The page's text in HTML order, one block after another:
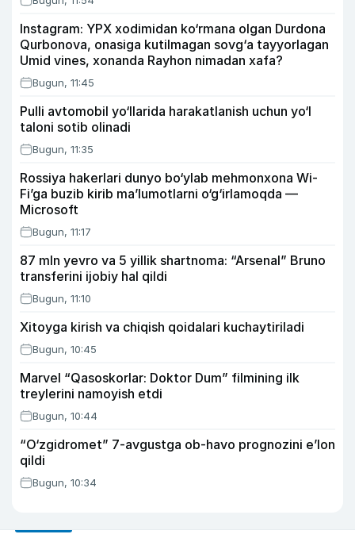
Instagram: YPX xodimidan ko‘rmana olgan Durdona
Qurbonova, onasiga kutilmagan sovg‘a tayyorlagan
Umid vines, xonanda Rayhon nimadan xafa?
Bugun, 11:45
Pulli avtomobil yo‘llarida harakatlanish uchun yo‘l
taloni sotib olinadi
Bugun, 11:35
Rossiya hakerlari dunyo bo‘ylab mehmonxona Wi-
Fi’ga buzib kirib ma’lumotlarni o‘g‘irlamoqda —
Microsoft
Bugun, 11:17
87 mln yevro va 5 yillik shartnoma: “Arsenal” Bruno
transferini ijobiy hal qildi
Bugun, 11:10
Xitoyga kirish va chiqish qoidalari kuchaytiriladi
Bugun, 10:45
Marvel “Qasoskorlar: Doktor Dum” filmining ilk
treylerini namoyish etdi
Bugun, 10:44
“O‘zgidromet” 7-avgustga ob-havo prognozini e’lon
qildi
Bugun, 10:34